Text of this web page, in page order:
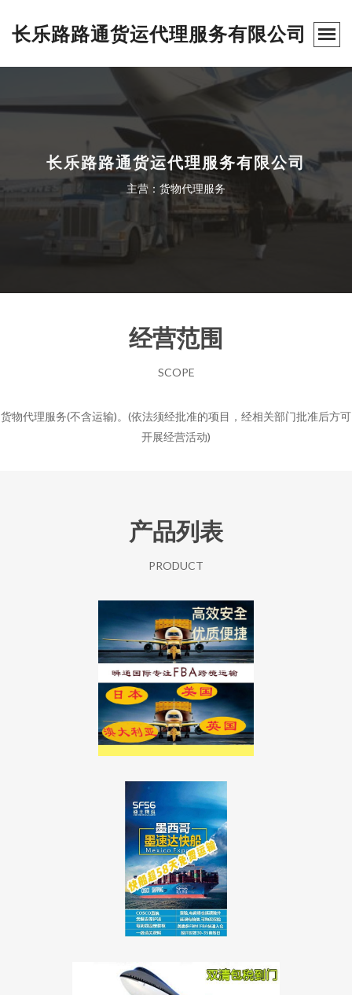
长乐路路通货运代理服务有限公司
长乐路路通货运代理服务有限公司
主营：货物代理服务
经营范围
SCOPE
货物代理服务(不含运输)。(依法须经批准的项目，经相关部门批准后方可
开展经营活动)
产品列表
PRODUCT